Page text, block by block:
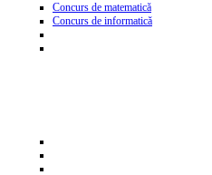
Concurs de matematică
Concurs de informatică